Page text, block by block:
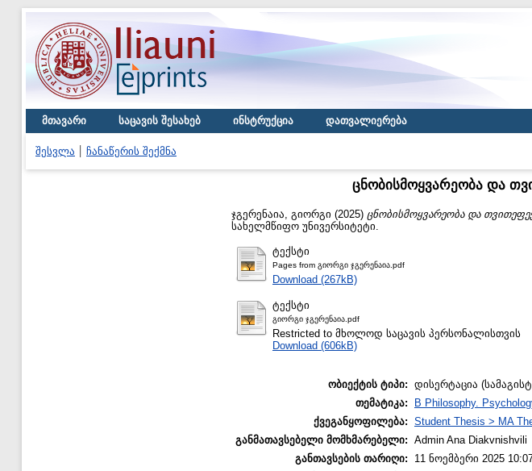
მთავარი საცავის შესახებ ინსტრუქცია დათვალიერება
შესვლა ჩანაწერის შექმნა
ცნობისმოყვარეობა და
ჯგერენაია, გიორგი (2025) ცნობისმოყვარეობა და
სახელმწიფო უნივერსიტეტი.
ტექსტი
Pages from გიორგი ჯგერენაია.pdf
Download (267kB)
ტექსტი
გიორგი ჯგერენაია.pdf
Restricted to მხოლოდ საცავის პერსონალისთვის
Download (606kB)
ობიექტის ტიპი: დისერტაცია
თემატიკა:
B Philosophy.
ქვეგანყოფილება: Student Thesis > MA
განმათავსებელი მომხმარებელი: Admin Ana Diakvnishvili
განთავსების თარიღი:
11 ნოემბერი 2025